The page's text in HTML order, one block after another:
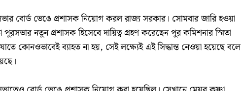
বোর্ড ভেঙে প্রশাসক নিয়োগ করল রাজ্য সরকার। সোমবার জারি হওয়া
পুরসভার নতুন প্রশাসক হিসেবে দায়িত্ব গ্রহণ করেছেন পুর কমিশনার স্মিতা
কোনওভাবেই ব্যাহত না হয়, সেই লক্ষ্যেই এই সিদ্ধান্ত নেওয়া হয়েছে বলে